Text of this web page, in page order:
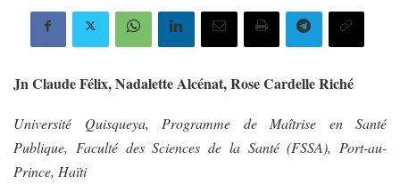
Jn Claude Félix, Nadalette Alcénat, Rose Cardelle Riché
Université Quisqueya, Programme de Maîtrise en Santé
Publique, Faculté des Sciences de la Santé (FSSA), Port-au-
Prince, Haïti